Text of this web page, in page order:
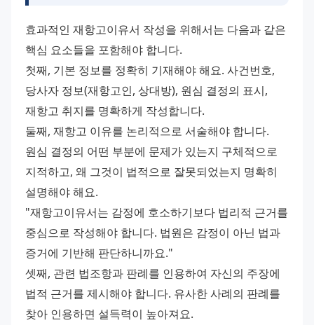
효과적인 재항고이유서 작성을 위해서는 다음과 같은
핵심 요소들을 포함해야 합니다.
첫째, 기본 정보를 정확히 기재해야 해요. 사건번호,
당사자 정보(재항고인, 상대방), 원심 결정의 표시,
재항고 취지를 명확하게 작성합니다.
둘째, 재항고 이유를 논리적으로 서술해야 합니다.
원심 결정의 어떤 부분에 문제가 있는지 구체적으로
지적하고, 왜 그것이 법적으로 잘못되었는지 명확히
설명해야 해요.
"재항고이유서는 감정에 호소하기보다 법리적 근거를
중심으로 작성해야 합니다. 법원은 감정이 아닌 법과
증거에 기반해 판단하니까요."
셋째, 관련 법조항과 판례를 인용하여 자신의 주장에
법적 근거를 제시해야 합니다. 유사한 사례의 판례를
찾아 인용하면 설득력이 높아져요.